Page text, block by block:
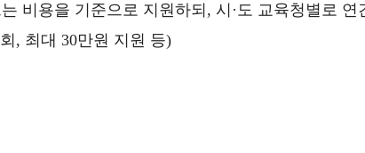
비용을 기준으로 지원하되, 시·도 교육청별로 연
, 최대 30만원 지원 등)